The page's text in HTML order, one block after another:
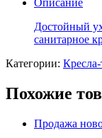
Достойный
санитарное
Категории:
Похожие
Продажа